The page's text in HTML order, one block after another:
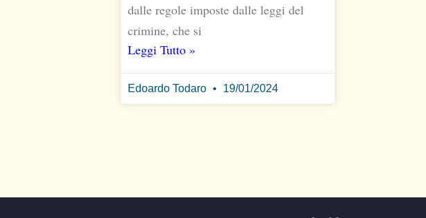
dalle regole imposte dalle leggi del
crimine, che si
Leggi Tutto »
Edoardo Todaro 19/01/2024